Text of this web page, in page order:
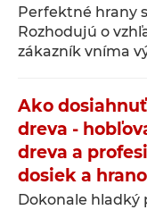
Perfektné hrany
Rozhodujú o
zákazník vníma
Ako
dreva -
dreva a
dosiek a
Dokonale hladký